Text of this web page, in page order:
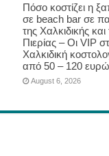
Πόσο κοστίζει η
σε beach bar σε
της Χαλκιδικής και
Πιερίας – Οι VIP
Χαλκιδική
από 50 – 120 ευρώ
August 6, 2026